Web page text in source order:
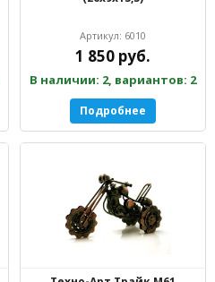
Артикул: 6010
1 850 руб.
В наличии: 2, вариантов: 2
Подробнее